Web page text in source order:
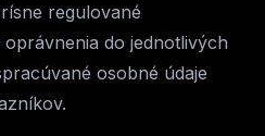
regulované
do jednotlivých
osobné údaje